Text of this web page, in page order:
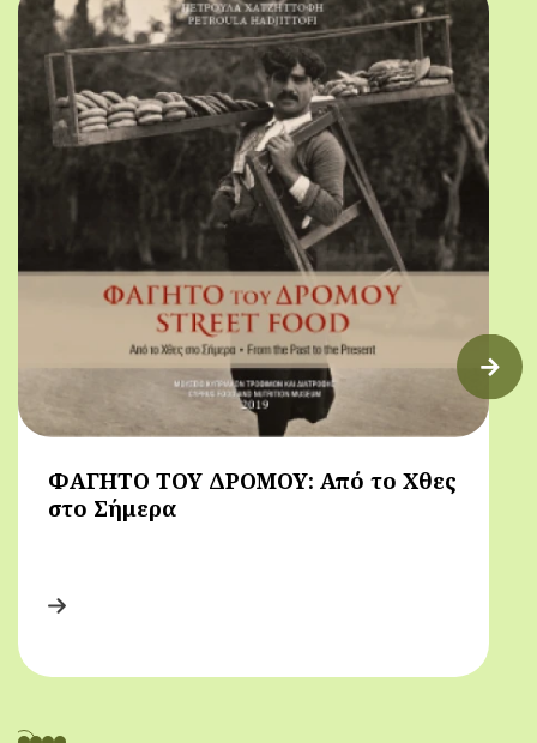
ΦΑΓΗΤΟ ΤΟΥ ΔΡΟΜΟΥ: Από το Χθες
στο Σήμερα